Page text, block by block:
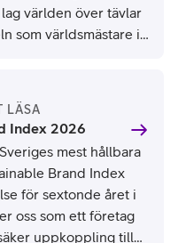
världen över tävlar
som världsmästare i
LÄSA
Index 2026
mest hållbara
Brand Index
för sextonde året i
oss som ett företag
uppkoppling till